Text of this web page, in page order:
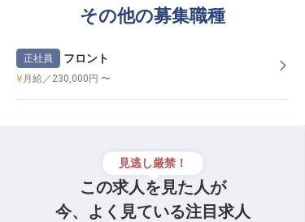
その他の募集職種
正社員 フロント
月給／230,000円 〜
見逃し厳禁！
この求人を見た人が
今、よく見ている注目求人